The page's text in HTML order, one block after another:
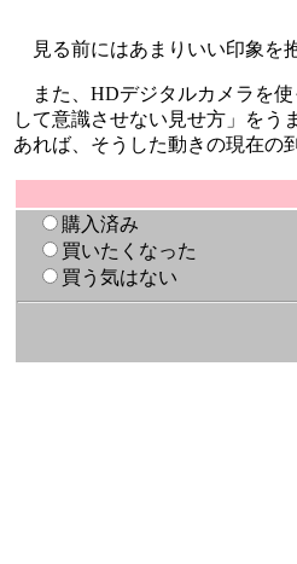
見る前にはあまりいい印象を
また、HDデジタルカメラを使
して意識させない見せ方」をう
あれば、そうした動きの現在の
購入済み
買いたくなった
買う気はない